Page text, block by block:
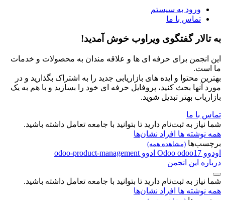
ورود به سیستم
تماس با ما
به تالار گفتگوی ویراوب خوش آمدید!
این انجمن برای حرفه ای ها و علاقه مندان به محصولات و خدمات
ما است.
بهترین محتوا و ایده های بازاریابی جدید را به اشتراک بگذارید و در
مورد آنها بحث کنید، پروفایل حرفه ای خود را بسازید و با هم به یک
بازاریاب بهتر تبدیل شوید.
تماس با ما
شما نیاز به ثبت‌نام دارید تا بتوانید با جامعه تعامل داشته باشید.
همه نوشته ها افراد نشان‌ها
برچسب‌ها (مشاهده همه)
اودوو Odoo odoo17 ادوو odoo-product-management
درباره این انجمن
شما نیاز به ثبت‌نام دارید تا بتوانید با جامعه تعامل داشته باشید.
همه نوشته ها افراد نشان‌ها